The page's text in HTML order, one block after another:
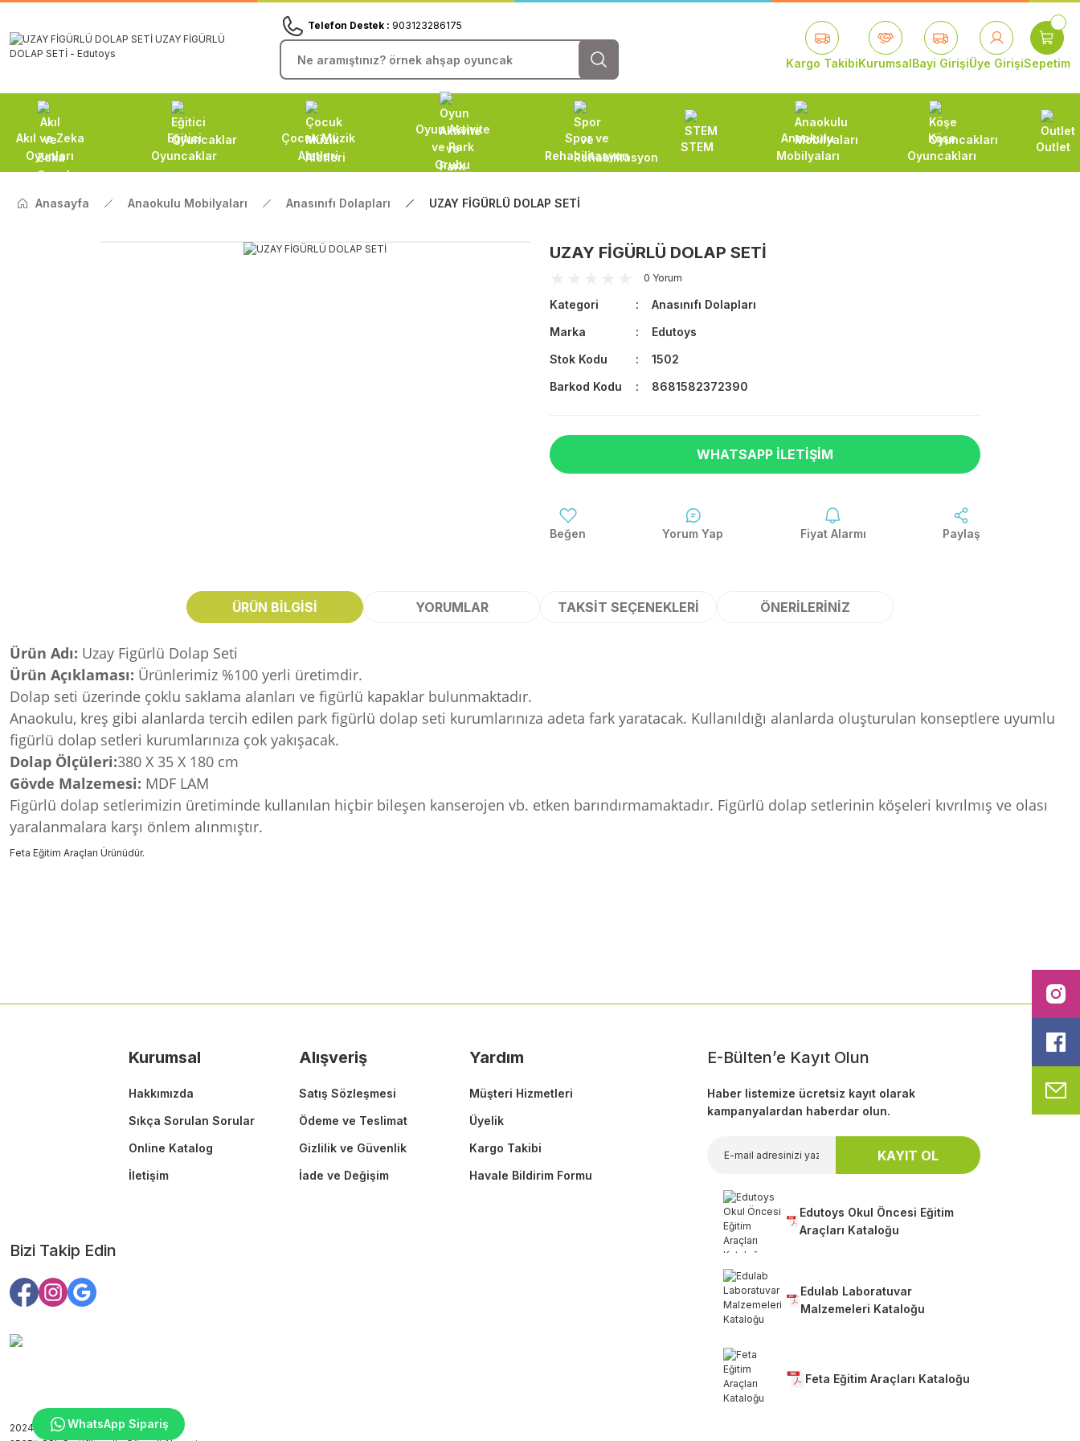
Telefon Destek : 903123286175
Kargo TakibiKurumsalBayi GirişiÜye GirişiSepetim
Akıl ve Zeka
Oyunları
Eğitici
Oyuncaklar
Çocuk Müzik
Aletleri
Oyun Aktivite
ve Park
Grubu
Spor ve
Rehabilitasyon
STEM
Anaokulu
Mobilyaları
Köşe
Oyuncakları
Outlet
Anasayfa Anaokulu Mobilyaları Anasınıfı Dolapları UZAY FİGÜRLÜ DOLAP SETİ
UZAY FİGÜRLÜ DOLAP SETİ
0 Yorum
Kategori
Anasınıfı Dolapları
Marka
Edutoys
Stok Kodu
1502
Barkod Kodu
8681582372390
WHATSAPP İLETIŞIM
Yorum Yap Fiyat Alarmı Paylaş
ÜRÜN BILGISI YORUMLAR TAKSIT SEÇENEKLERI ÖNERILERINIZ
Ürün Adı: Uzay Figürlü Dolap Seti
Ürün Açıklaması: Ürünlerimiz %100 yerli üretimdir.
Dolap seti üzerinde çoklu saklama alanları ve figürlü kapaklar bulunmaktadır.
Anaokulu, kreş gibi alanlarda tercih edilen park figürlü dolap seti kurumlarınıza adeta fark yaratacak. Kullanıldığı alanlarda oluşturulan konseptlere uyumlu
figürlü dolap setleri kurumlarınıza çok yakışacak.
Dolap Ölçüleri:380 X 35 X 180 cm
Gövde Malzemesi: MDF LAM
Figürlü dolap setlerimizin üretiminde kullanılan hiçbir bileşen kanserojen vb. etken barındırmamaktadır. Figürlü dolap setlerinin köşeleri kıvrılmış ve olası
yaralanmalara karşı önlem alınmıştır.
Feta Eğitim Araçları Ürünüdür.
Bu ürüne benzer farklı alternatifler olmalı.
Gönder
Kurumsal
Hakkımızda
Sıkça Sorulan Sorular
Online Katalog
İletişim
Alışveriş
Satış Sözleşmesi
Ödeme ve Teslimat
Gizlilik ve Güvenlik
İade ve Değişim
Yardım
Müşteri Hizmetleri
Üyelik
Kargo Takibi
Havale Bildirim Formu
Bizi Takip Edin
E-Bülten’e Kayıt Olun
Haber listemize ücretsiz kayıt olarak
kampanyalardan haberdar olun.
KAYIT OL
Edutoys Okul Öncesi Eğitim
Araçları Kataloğu
Edulab Laboratuvar
Malzemeleri Kataloğu
Feta Eğitim Araçları Kataloğu
2024 Copyright ©edutoys.com
WhatsApp Sipariş